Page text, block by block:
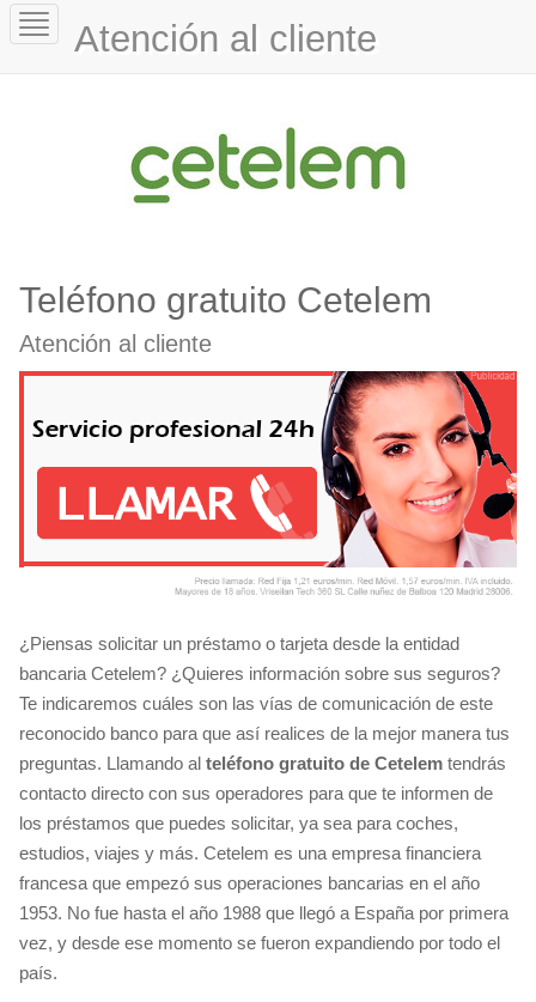
Toggle
navigationAtención al cliente
Teléfono gratuito Cetelem
Atención al cliente
¿Piensas solicitar un préstamo o tarjeta desde la entidad
bancaria Cetelem? ¿Quieres información sobre sus seguros?
Te indicaremos cuáles son las vías de comunicación de este
reconocido banco para que así realices de la mejor manera tus
preguntas. Llamando al teléfono gratuito de Cetelem tendrás
contacto directo con sus operadores para que te informen de
los préstamos que puedes solicitar, ya sea para coches,
estudios, viajes y más. Cetelem es una empresa financiera
francesa que empezó sus operaciones bancarias en el año
1953. No fue hasta el año 1988 que llegó a España por primera
vez, y desde ese momento se fueron expandiendo por todo el
país.